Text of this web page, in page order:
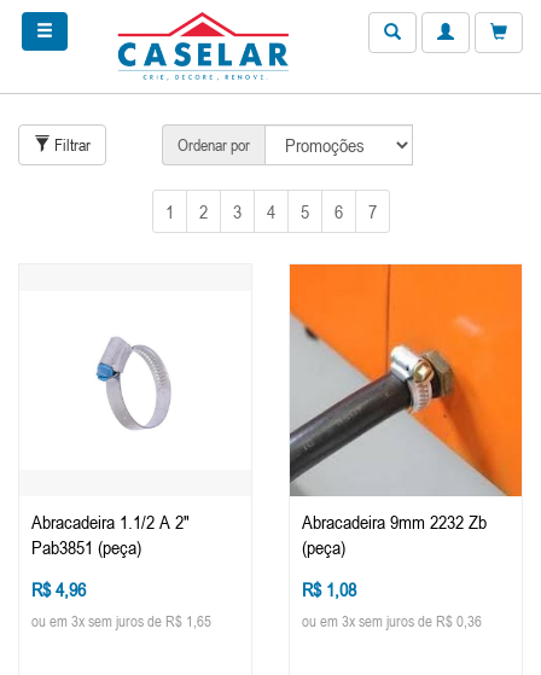
Filtrar Ordenar por
1 2 3 4 5 6 7
Abracadeira 1.1/2 A 2"
Pab3851 (peça)
R$ 4,96
ou em 3x sem juros de R$ 1,65
Abracadeira 9mm 2232 Zb
(peça)
R$ 1,08
ou em 3x sem juros de R$ 0,36